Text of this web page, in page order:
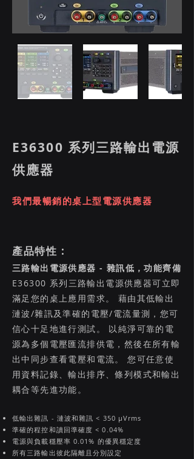
E36300 系列三路輸出電源
供應器
我們最暢銷的桌上型電源供應器
產品特性 :
三路輸出電源供應器 - 雜訊低，功能齊備
E36300 系列三路輸出電源供應器可立即
滿足您的桌上應用需求。 藉由其低輸出
漣波/雜訊及準確的電壓/電流量測，您可
信心十足地進行測試。 以純淨可靠的電
源為多個電壓匯流排供電，然後在所有輸
出中同步查看電壓和電流。 您可任意使
用資料記錄、輸出排序、條列模式和輸出
耦合等先進功能。
低輸出雜訊 - 漣波和雜訊 < 350 μVrms
準確的程控和讀回準確度 < 0.04%
電源與負載穩壓率 0.01% 的優異穩定度
所有三路輸出彼此隔離且分別設定